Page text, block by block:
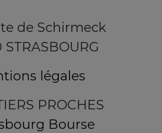
de Schirmeck
légales
PROCHES
Bourse